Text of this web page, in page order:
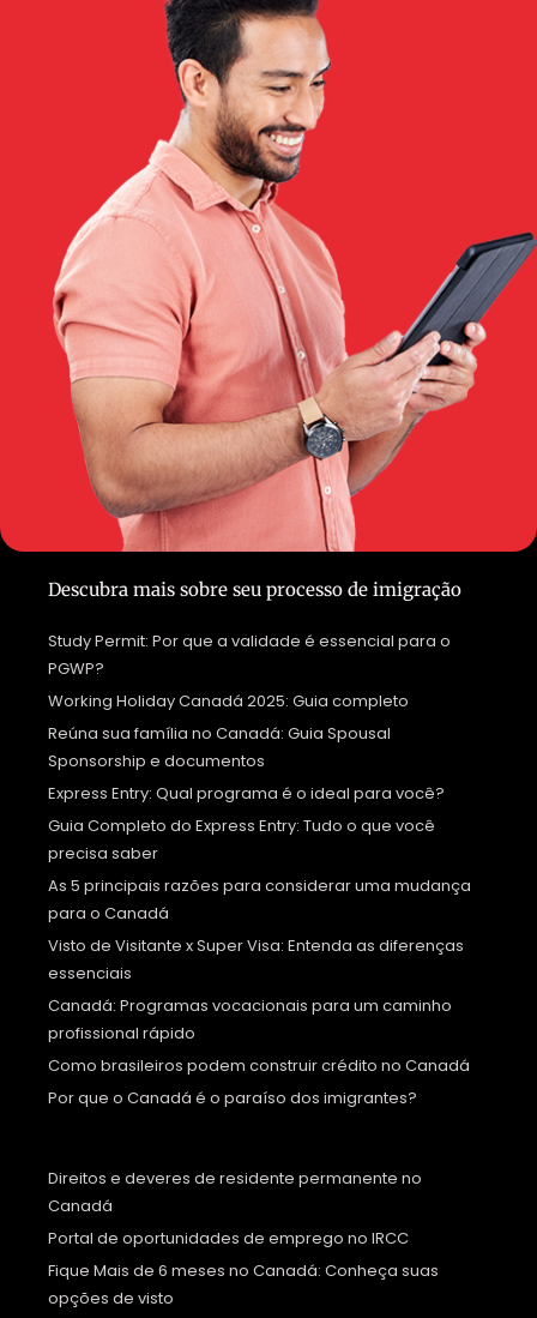
Descubra mais sobre seu processo de imigração
Study Permit: Por que a validade é essencial para o
PGWP?
Working Holiday Canadá 2025: Guia completo
Reúna sua família no Canadá: Guia Spousal
Sponsorship e documentos
Express Entry: Qual programa é o ideal para você?
Guia Completo do Express Entry: Tudo o que você
precisa saber
As 5 principais razões para considerar uma mudança
para o Canadá
Visto de Visitante x Super Visa: Entenda as diferenças
essenciais
Canadá: Programas vocacionais para um caminho
profissional rápido
Como brasileiros podem construir crédito no Canadá
Por que o Canadá é o paraíso dos imigrantes?
Direitos e deveres de residente permanente no
Canadá
Portal de oportunidades de emprego no IRCC
Fique Mais de 6 meses no Canadá: Conheça suas
opções de visto